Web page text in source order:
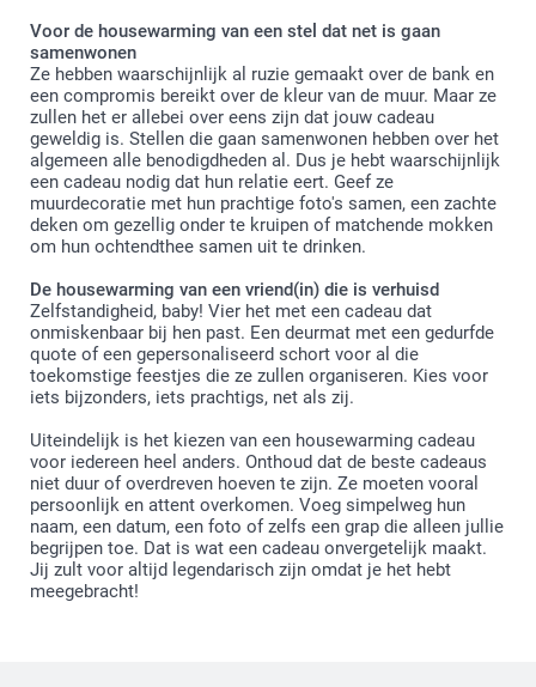
Voor de housewarming van een stel dat net is gaan
samenwonen
Ze hebben waarschijnlijk al ruzie gemaakt over de bank en
een compromis bereikt over de kleur van de muur. Maar ze
zullen het er allebei over eens zijn dat jouw cadeau
geweldig is. Stellen die gaan samenwonen hebben over het
algemeen alle benodigdheden al. Dus je hebt waarschijnlijk
een cadeau nodig dat hun relatie eert. Geef ze
muurdecoratie met hun prachtige foto's samen, een zachte
deken om gezellig onder te kruipen of matchende mokken
om hun ochtendthee samen uit te drinken.
De housewarming van een vriend(in) die is verhuisd
Zelfstandigheid, baby! Vier het met een cadeau dat
onmiskenbaar bij hen past. Een deurmat met een gedurfde
quote of een gepersonaliseerd schort voor al die
toekomstige feestjes die ze zullen organiseren. Kies voor
iets bijzonders, iets prachtigs, net als zij.
Uiteindelijk is het kiezen van een housewarming cadeau
voor iedereen heel anders. Onthoud dat de beste cadeaus
niet duur of overdreven hoeven te zijn. Ze moeten vooral
persoonlijk en attent overkomen. Voeg simpelweg hun
naam, een datum, een foto of zelfs een grap die alleen jullie
begrijpen toe. Dat is wat een cadeau onvergetelijk maakt.
Jij zult voor altijd legendarisch zijn omdat je het hebt
meegebracht!